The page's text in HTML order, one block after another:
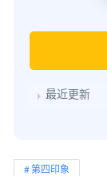
最近更新
第四印象